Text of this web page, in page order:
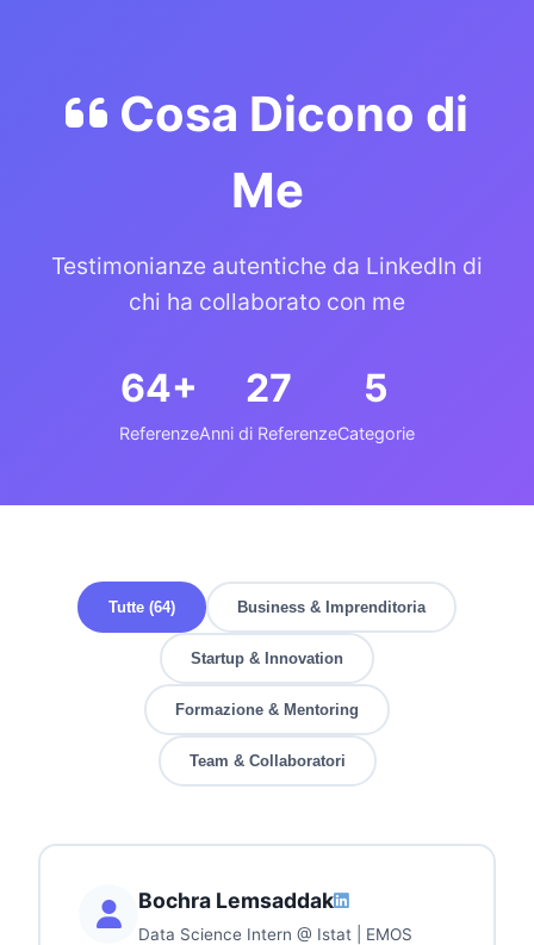
Cosa Dicono di
Me
Testimonianze autentiche da LinkedIn di
chi ha collaborato con me
64+
Referenze
27
Anni di Referenze
5
Categorie
Tutte (64) Business & Imprenditoria
Startup & Innovation
Formazione & Mentoring
Team & Collaboratori
Bochra Lemsaddak
Data Science Intern @ Istat | EMOS